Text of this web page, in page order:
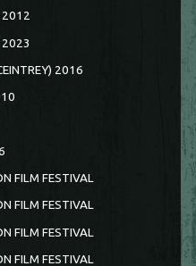
2012
2023
2016
FILM FESTIVAL
FILM FESTIVAL
FILM FESTIVAL
FILM FESTIVAL